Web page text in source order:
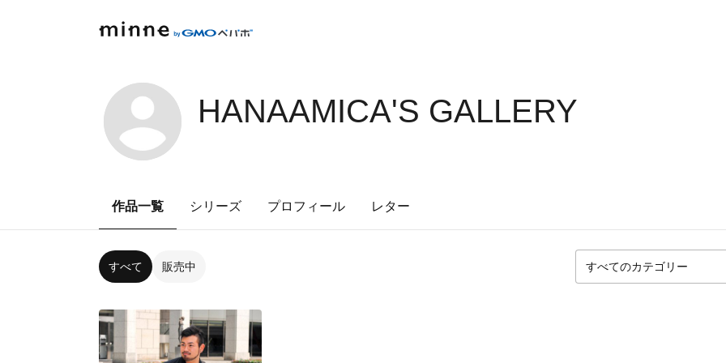
HANAAMICA'S GALLERY
作品一覧 シリーズ プロフィール レター
すべて 販売中